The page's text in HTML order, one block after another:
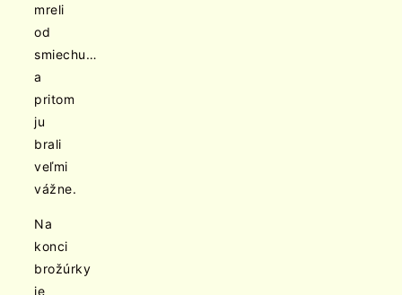
mreli
od
smiechu…
a
pritom
ju
brali
veľmi
vážne.
Na
konci
brožúrky
je